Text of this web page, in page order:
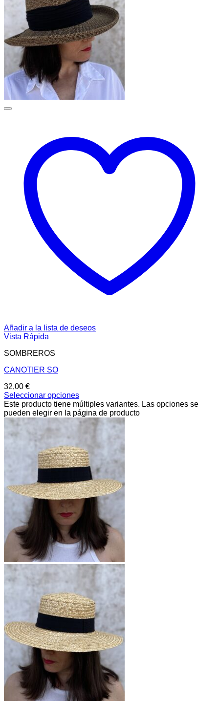
Añadir a la lista de deseos
Vista Rápida
SOMBREROS
CANOTIER SO
32,00 €
Seleccionar opciones
Este producto tiene múltiples variantes. Las opciones se
pueden elegir en la página de producto